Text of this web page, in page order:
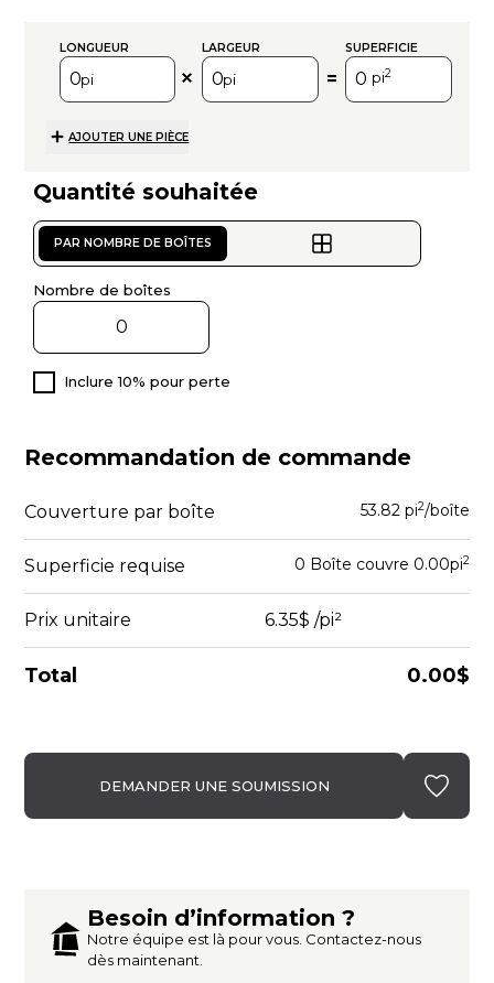
Besoin d’information ?
Notre équipe est là pour vous. Contactez-nous
dès maintenant.
Quantité souhaitée
PAR NOMBRE DE BOÎTES
Nombre de boîtes
Inclure 10% pour perte
LONGUEUR LARGEUR SUPERFICIE
pi pi = pi2
AJOUTER UNE PIÈCE
Recommandation de commande
Couverture par boîte 53.82 pi2/boîte
Superficie requise 0 Boîte couvre 0.00pi2
Prix unitaire 6.35$ /pi²
Total 0.00$
DEMANDER UNE SOUMISSION